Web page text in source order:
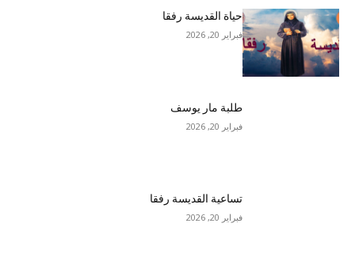
حياة القديسة رفقا
فبراير 20, 2026
طلبة مار يوسف
فبراير 20, 2026
تساعية القديسة رفقا
فبراير 20, 2026